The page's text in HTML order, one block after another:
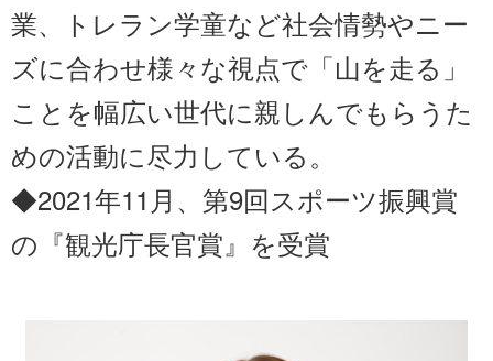
業、トレラン学童など社会情勢やニー
ズに合わせ様々な視点で「山を走る」
ことを幅広い世代に親しんでもらうた
めの活動に尽力している。
◆2021年11月、第9回スポーツ振興賞
の『観光庁長官賞』を受賞